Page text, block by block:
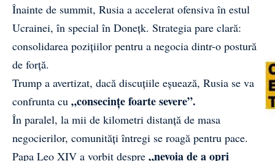
Înainte de summit, Rusia a accelerat ofensiva în estul
Ucrainei, în special în Donețk. Strategia pare clară:
consolidarea pozițiilor pentru a negocia dintr-o postură
de forță.
Trump a avertizat, dacă discuțiile eșuează, Rusia se va
confrunta cu „consecințe foarte severe”.
În paralel, la mii de kilometri distanță de masa
negocierilor, comunități întregi se roagă pentru pace.
Papa Leo XIV a vorbit despre „nevoia de a opri